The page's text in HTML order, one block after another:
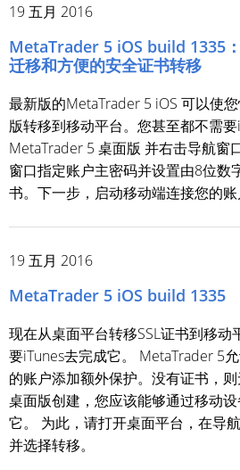
19 五月 2016
MetaTrader 5 iOS build 1335
迁移和方便的安全证书转移
最新版的MetaTrader 5 iOS 可以使
版转移到移动平台。您甚至都不需
MetaTrader 5 桌面版 并右击导航窗
窗口指定账户主密码并设置由8位数
书。下一步，启动移动端连接您的账
19 五月 2016
MetaTrader 5 iOS build 1335
现在从桌面平台转移SSL证书到移
要iTunes去完成它。 MetaTrader 5
的账户添加额外保护。没有证书，
桌面版创建，您应该能够通过移动
它。 为此，请打开桌面平台，在导
并选择转移。